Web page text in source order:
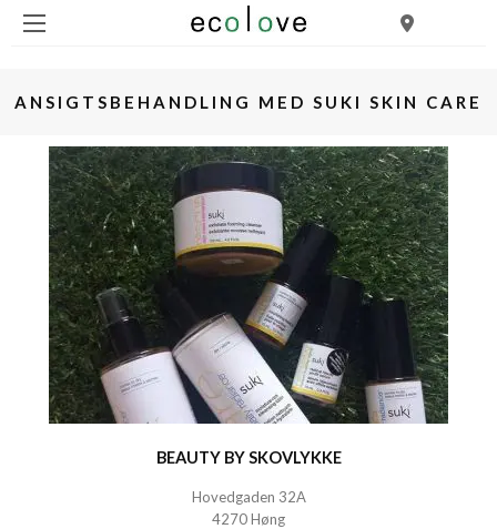
ANSIGTSBEHANDLING MED SUKI SKIN CARE
BEAUTY BY SKOVLYKKE
Hovedgaden 32A
4270 Høng